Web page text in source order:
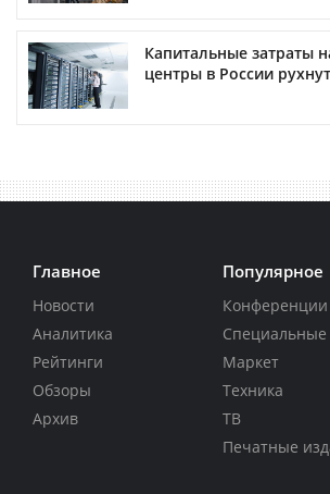
Капитальные затраты
центры в России
Главное
Новости
Аналитика
Рейтинги
Обзоры
Архив
Популярное
Конференции
Специальные
Маркет
Техника
ТВ
Печатные